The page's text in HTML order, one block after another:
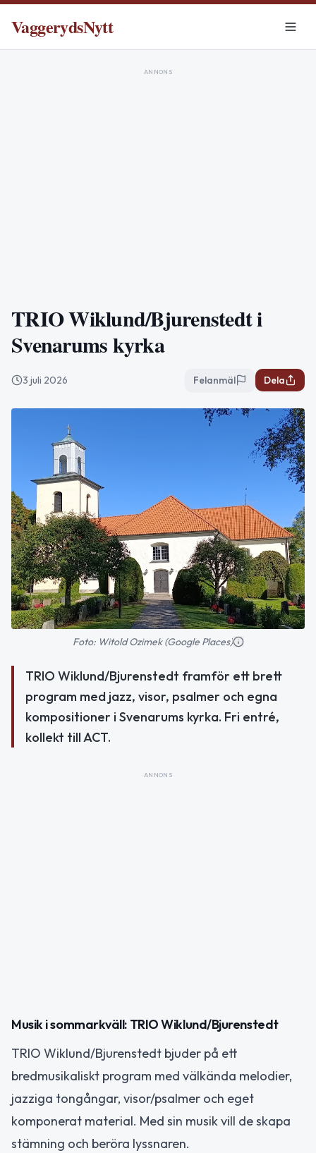
VaggerydsNytt
ANNONS
TRIO Wiklund/Bjurenstedt i
Svenarums kyrka
3 juli 2026 Felanmäl Dela
Foto: Witold Ozimek (Google Places)
TRIO Wiklund/Bjurenstedt framför ett brett
program med jazz, visor, psalmer och egna
kompositioner i Svenarums kyrka. Fri entré,
kollekt till ACT.
ANNONS
Musik i sommarkväll: TRIO Wiklund/Bjurenstedt
TRIO Wiklund/Bjurenstedt bjuder på ett
bredmusikaliskt program med välkända melodier,
jazziga tongångar, visor/psalmer och eget
komponerat material. Med sin musik vill de skapa
stämning och beröra lyssnaren.